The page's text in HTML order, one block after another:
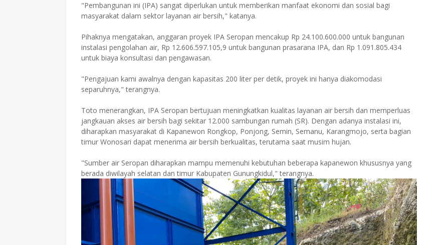
"Pembangunan ini (IPA) sangat diperlukan untuk memberikan manfaat ekonomi dan sosial bagi
masyarakat dalam sektor layanan air bersih," katanya.
Pihaknya mengatakan, anggaran proyek IPA Seropan mencakup Rp 24.100.600.000 untuk bangunan
instalasi pengolahan air, Rp 12.606.597.105,9 untuk bangunan prasarana IPA, dan Rp 1.091.805.434
untuk biaya konsultasi dan pengawasan.
"Pengajuan kami awalnya dengan kapasitas 200 liter per detik, proyek ini hanya diakomodasi
separuhnya," terangnya.
Toto menerangkan, IPA Seropan bertujuan meningkatkan kualitas layanan air bersih dan memperluas
jangkauan akses air bersih bagi sekitar 12.000 sambungan rumah (SR). Dengan adanya instalasi ini,
diharapkan masyarakat di Kapanewon Rongkop, Ponjong, Semin, Semanu, Karangmojo, serta bagian
timur Wonosari dapat menerima air bersih berkualitas, terutama saat musim hujan.
"Sumber air Seropan diharapkan mampu memenuhi kebutuhan beberapa kapanewon khususnya yang
berada diwilayah selatan dan timur Kabupaten Gunungkidul," terangnya.